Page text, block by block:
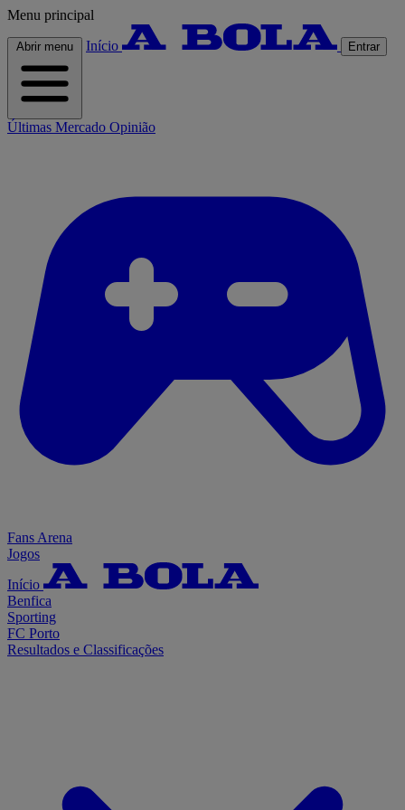
Menu principal
Abrir menu Início Entrar
Últimas Mercado Opinião
Fans Arena
Jogos
Início
Benfica
Sporting
FC Porto
Resultados e Classificações